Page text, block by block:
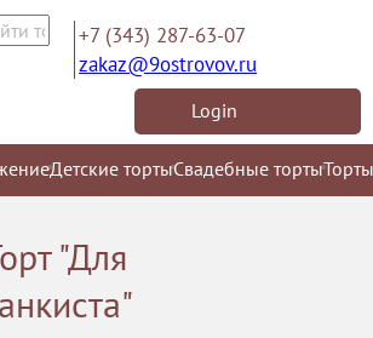
+7 (343) 287-63-07
zakaz@9ostrovov.ru
Login
Детские тортыСвадебные торты
"Для
Заказы на
принимаются